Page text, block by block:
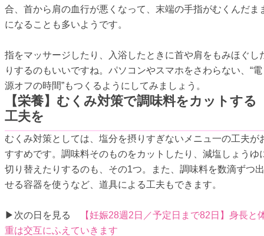
合、首から肩の血行が悪くなって、末端の手指がむくんだま
になることも多いようです。
指をマッサージしたり、入浴したときに首や肩をもみほぐし
りするのもいいですね。パソコンやスマホをさわらない、“電
源オフの時間”もつくるようにしてみましょう。
【栄養】むくみ対策で調味料をカットする
工夫を
むくみ対策としては、塩分を摂りすぎないメニュ一の工夫が
すすめです。調味料そのものをカットしたり、減塩しょうゆ
切り替えたりするのも、その1つ。また、調味料を数滴ずつ出
せる容器を使うなど、道具による工夫もできます。
▶次の日を見る
【妊娠28週2日／予定日まで82日】身長と
重は交互にふえていきます